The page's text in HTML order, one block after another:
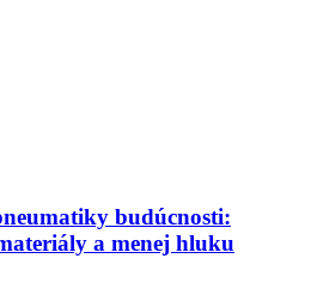
budúcnosti:
a menej hluku